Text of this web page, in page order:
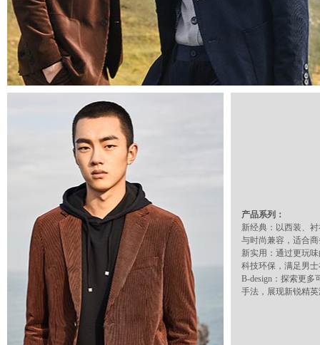
产品系列：
新经典：以西装、
与时尚兼容，适合
新实用：通过更玩
科技环保，满足男
B-design：探索更
手法，展现新锐精